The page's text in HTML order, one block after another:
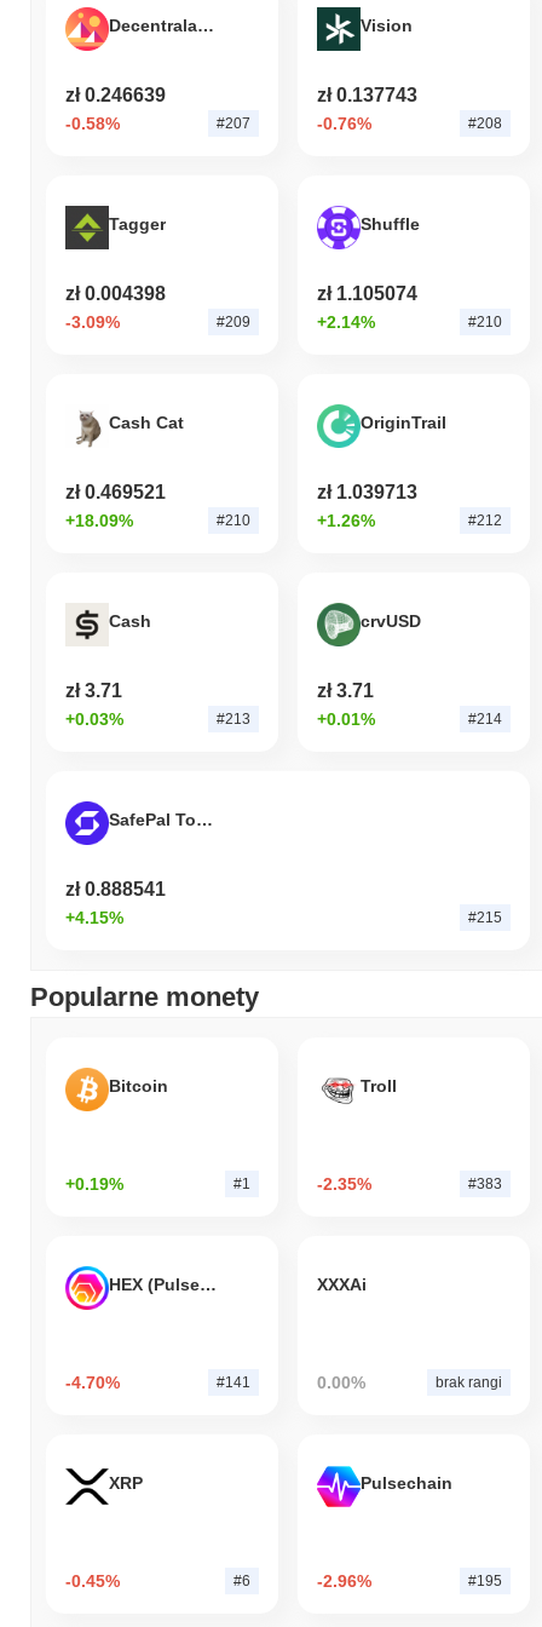
Jak Stargate Finance radzi sobie w porównaniu z
szerszym rynkiem kryptowalut?
W ciągu ostatnich 7 dni Stargate Finance zyskał11.95%
przewyższając ogólny rynek kryptowalut który odnotował wzrost o
Decentraland
zł 0.246639
-0.58% #207
Vision
zł 0.137743
-0.76% #208
Tagger
zł 0.004398
-3.09% #209
Shuffle
zł 1.105074
+2.14% #210
Cash Cat
zł 0.469521
+18.09% #210
OriginTrail
zł 1.039713
+1.26% #212
Cash
zł 3.71
+0.03% #213
crvUSD
zł 3.71
+0.01% #214
SafePal Token
zł 0.888541
+4.15% #215
Popularne monety
Bitcoin
+0.19% #1
Troll
-2.35% #383
HEX (Pulsechain)
-4.70% #141
XXXAi
0.00% brak rangi
XRP
-0.45% #6
Pulsechain
-2.96% #195